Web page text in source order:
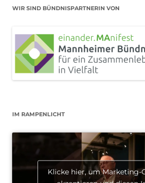
WIR SIND BÜNDNISPARTNERIN VON
IM RAMPENLICHT
Klicke hier, um Marketing-